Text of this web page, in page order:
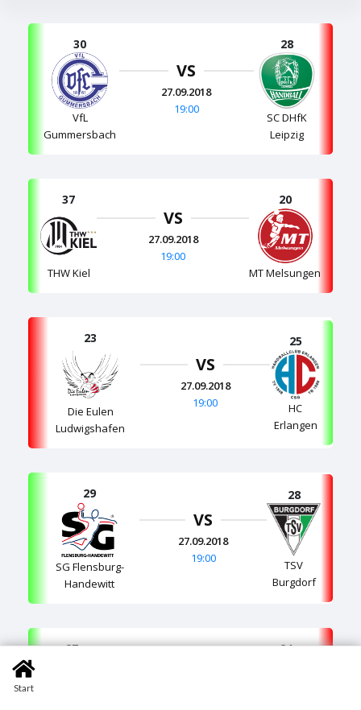
30
VfL
Gummersbach
VS
27.09.2018
19:00
28
SC DHfK
Leipzig
37
THW Kiel
VS
27.09.2018
19:00
20
MT Melsungen
23
Die Eulen
Ludwigshafen
VS
27.09.2018
19:00
25
HC
Erlangen
29
SG Flensburg-
Handewitt
VS
27.09.2018
19:00
28
TSV
Burgdorf
27 24
Start